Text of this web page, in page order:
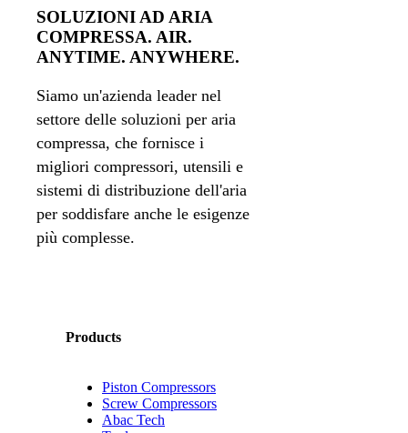
SOLUZIONI AD ARIA
COMPRESSA. AIR.
ANYTIME. ANYWHERE.
Siamo un'azienda leader nel
settore delle soluzioni per aria
compressa, che fornisce i
migliori compressori, utensili e
sistemi di distribuzione dell'aria
per soddisfare anche le esigenze
più complesse.
Products
Piston Compressors
Screw Compressors
Abac Tech